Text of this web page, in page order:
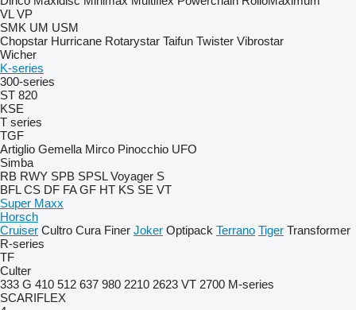
VL VP
SMK UM USM
Chopstar Hurricane Rotarystar Taifun Twister Vibrostar
Wicher
K-series
300-series
ST 820
KSE
T series
TGF
Artiglio Gemella Mirco Pinocchio UFO
Simba
RB RWY SPB SPSL Voyager S
BFL CS DF FA GF HT KS SE VT
Super Maxx
Horsch
Cruiser Cultro Cura Finer Joker Optipack Terrano Tiger Transformer
R-series
TF
Culter
333 G 410 512 637 980 2210 2623 VT 2700 M-series
SCARIFLEX